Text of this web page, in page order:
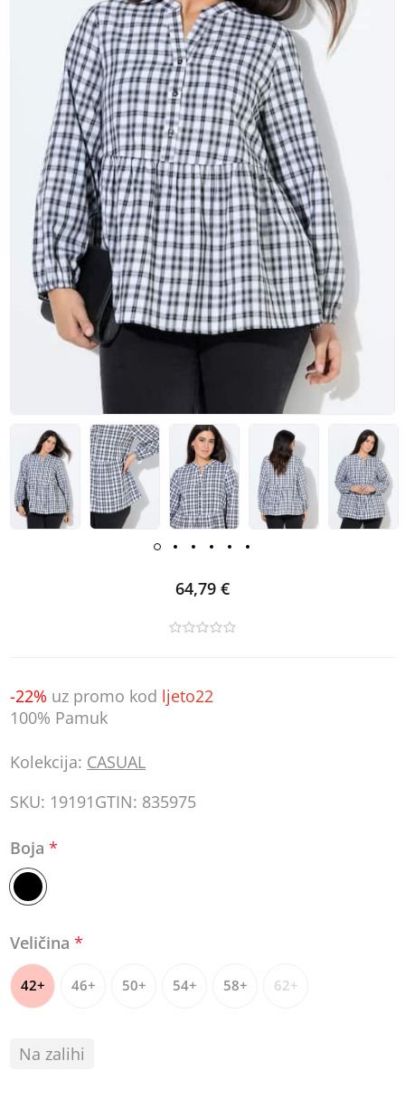
64,79 €
-22% uz promo kod ljeto22
100% Pamuk
Kolekcija: CASUAL
SKU: 19191GTIN: 835975
Boja*
Veličina*
42+ 46+ 50+ 54+ 58+ 62+
Na zalihi